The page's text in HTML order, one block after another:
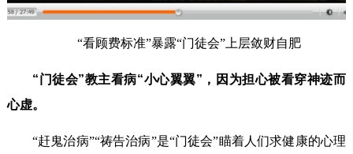
“看顾费标准”暴露“门徒会”上层敛财自肥
“门徒会”教主看病“小心翼翼”，因为担心被看穿神迹而
心虚。
“赶鬼治病”“祷告治病”是“门徒会”瞄着人们求健康的心理